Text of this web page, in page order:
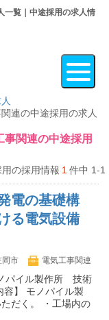
一覧｜中途採用の求人情
連の中途採用の求人
関連の中途採用
の採用情報 1 件中 1-1
電の基礎構
る電気設備
岡市 電気工事関連
パイル製作所 技術
】 モノパイル製
だく。 ・工場内の